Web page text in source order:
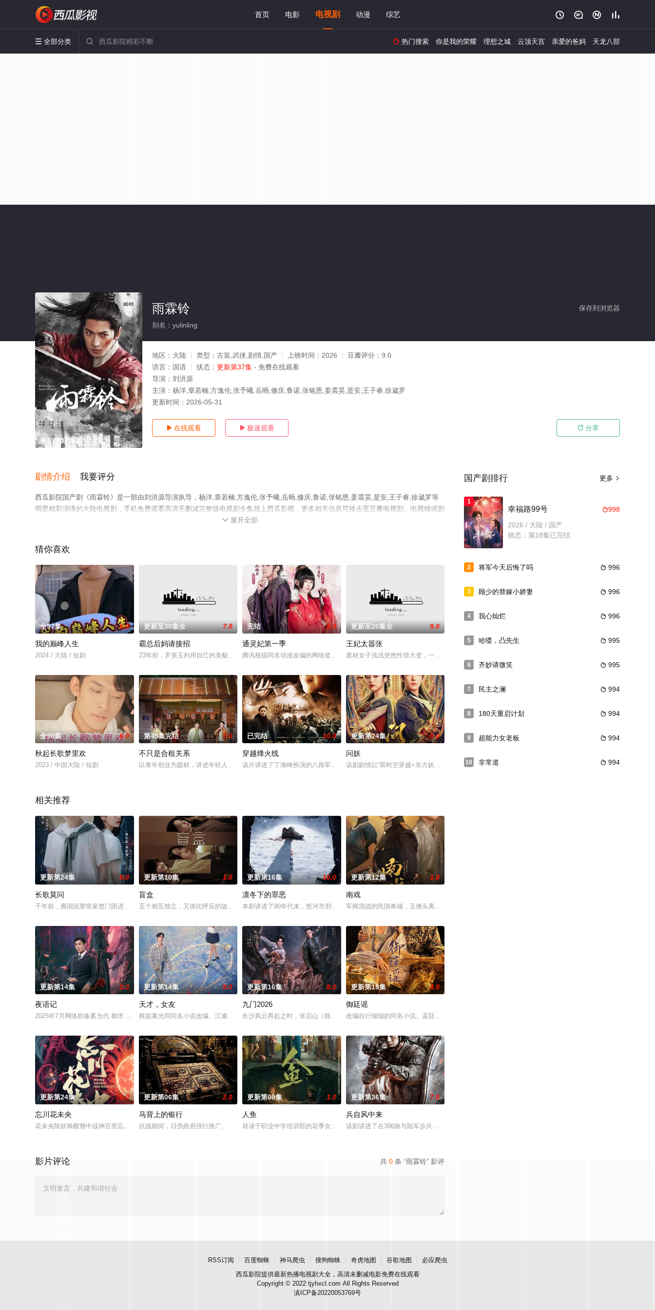
首页 电影 电视剧 动漫 综艺    
 全部分类   热门搜索 你是我的荣耀 理想之城 云顶天宫 亲爱的爸妈 天龙八部
更新第37集
保存到浏览器
雨霖铃
别名：yulinling
地区： 大陆 类型： 古装,武侠,剧情,国产 上映时间： 2026 豆瓣评分： 9.0
语言： 国语 状态： 更新第37集 - 免费在线观看
导演： 刘洪源
主演： 杨洋,章若楠,方逸伦,张予曦,岳旸,修庆,鲁诺,张铭恩,姜震昊,是安,王子睿,徐崴罗
更新时间： 2026-05-31
 在线观看  极速观看  分享
剧情介绍 我要评分
西瓜影院国产剧《雨霖铃》是一部由刘洪源导演执导，杨洋,章若楠,方逸伦,张予曦,岳旸,修庆,鲁诺,张铭恩,姜震昊,是安,王子睿,徐崴罗等
明星精彩演绎的大陆电视剧，手机免费观看高清无删减完整版电视剧全集就上西瓜影视，更多相关信息可移步至豆瓣电视剧、电视猫或剧
。
 展开全部
猜你喜欢
全97集 6.0
我的巅峰人生
2024 / 大陆 / 短剧
更新至30集全 7.0
霸总后妈请接招
23年前，罗美玉利用自己的美貌和姿色，征服了季氏集团的董事长季大海，成为了他的第二任妻子。3年后季大海去世，罗美玉霸占了整个季
完结 5.0
通灵妃第一季
腾讯根据同名动漫改编的网络竖屏剧，由真人演员出演，讲述霸气夜王妃千云兮和冷酷帅气夜王爷夜幽冥的故事。
更新至20集全 9.0
王妃太嚣张
废材女子浅浅突然性情大变，一路逆袭！
全90集 6.0
秋起长歌梦里欢
2023 / 中国大陆 / 短剧
第45集完结 7.0
不只是合租关系
以青年创业为题材，讲述年轻人辛凡、花千金、肃度、蜜明四人，怀揣梦想奋勇向前的自主创业故事。剧中有刻苦努力的普通职员、有心怀梦想
已完结 10.0
穿越烽火线
该片讲述了丁海峰扮演的八路军营长和沈傲扮演的保育院院长转移保育院孩子过程中发生的事情。日军集中5万兵力对山东八路军根据地实施“
更新第24集 6.0
问妖
该剧剧情以“双时空穿越+东方妖邪探案”为核心创意,讲述一对现代离异夫妻意外坠入妖邪横行的古代世界,从对
相关推荐
更新第24集 8.0
长歌莫问
千年前，雍国泥塑世家楚门因进贡的“十二生肖”离奇流血炸裂，惨遭满门流放，楚父以死鸣冤。楚家大小姐楚梓鸢带着滔天恨意，在屠刀落地
更新第10集 1.0
盲盒
五个相互独立，又彼此呼应的故事——用一场精心策划的“夏令营”完成复仇的受害者；临终前与遗憾和解的“无用之人”；共享同一具躯体的
更新第16集 10.0
凛冬下的罪恶
本剧讲述了90年代末，怒河市刑侦支队在无普及监控、无DNA鉴定技术的支持下，通过摸排、勘查等传统刑侦手段，接连破获数起重案要案
更新第12集 1.0
南戏
军阀混战的民国奉城，玉佛头离奇失窃，戏班主横尸戏台，将冷血少帅许又安与昆曲名伶荣筱楠推向不死不休
更新第14集 2.0
夜语记
2025年7月网络剧备案当代 都市 海南越酷文化传媒有限公司
更新第14集 9.0
天才，女友
根据素光同同名小说改编。江逾白长大以后，林知夏忽然对他说：“江逾白，我喜欢你，哲学和生物学意义上的喜欢。”那个夜晚，他脸颊微热
更新第16集 8.0
九门2026
长沙风云再起之时，张启山（陈伟霆 饰）与吴老狗（曾舜晞 饰）强强联手，携手霍仙姑（陈瑶 饰）与九门诸人共赴冒险奇局。一桩401
更新第19集 4.0
御廷谣
改编自行烟烟的同名小说。孟廷辉，大平王朝有史以来个以女子进士科三元及第入翰林院的奇女子。十年前的
更新第24集 10.0
忘川花未央
花未央除妖唤醒簪中战神百里忘川元神，二人共感相连，一同寻仙草修复肉身。未央动心，却不知自身是身负玄鸟之力的夜族公主，前世相恋遭
更新第06集 2.0
马背上的银行
抗战期间，日伪政府强行推广、使用由“中国准备银行”发行的伪钞货币。根据党中央指示，高景波、徐邵梁、孙希光和黄鹰等人开始筹备建立
更新第08集 1.0
人鱼
就读于职业中学培训部的花季女生苏琳（黄杨钿甜 饰），虽自小被父母忽视，在艰苦环境中长大，但她始终刻苦学习，憧憬未来。为此，苏琳
更新第36集 7.0
兵自风中来
该剧讲述了在396旅与陆军步兵学院联合举办的小型军事演习中，郭子剑因不满演习流于形式，假传指令要求
共 0 条 “雨霖铃” 影评
影片评论
更多 
国产剧排行
1
998
幸福路99号
2026 / 大陆 / 国产
状态：第18集已完结
2  996
将军今天后悔了吗
3  996
顾少的替嫁小娇妻
4  996
我心灿烂
5  995
哈喽，凸先生
6  995
齐妙请微笑
7  994
民主之澜
8  994
180天重启计划
9  994
超能力女老板
10  994
非常道
RSS订阅 百度蜘蛛 神马爬虫 搜狗蜘蛛 奇虎地图 谷歌地图
必应爬虫
西瓜影院提供最新热播电视剧大全，高清未删减电影免费在线观看
Copyright © 2022 tjyhxcl.com All Rights Reserved
滇ICP备20220053769号